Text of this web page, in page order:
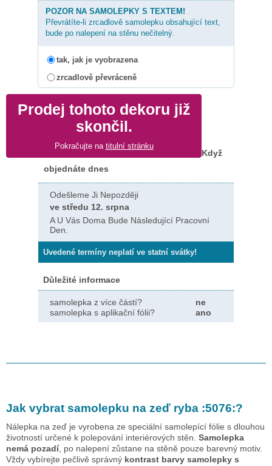
POZOR NA SAMOLEPKY S TEXTEM!
Převrátíte-li zrcadlově samolepku obsahující text,
bude po nalepení na stěnu nečitelný.
tak, jak je vyobrazena
zrcadlově převráceně
Prodej tohoto dekoru již
skončil.
Pokračujte na titulní stránku
Když
objednáte dnes
Odešleme Ji Nepozději
ve středu 12. srpna
A U Vás Doma Bude Následující Pracovní
Den.
Uvedené termíny neplatí ve statní svátky!
Důležité informace
samolepka z více částí?
ne
samolepka s aplikační fólii?
ano
Jak vybrat samolepku na zeď ryba :5076:?
Nálepka na zeď je vyrobena ze speciální samolepící fólie s dlouhou
životností určené k polepování interiérových stěn. Samolepka
nemá pozadí, po nalepení zůstane na stěně pouze barevný motiv.
Vždy vybírejte pečlivě správný kontrast barvy samolepky s